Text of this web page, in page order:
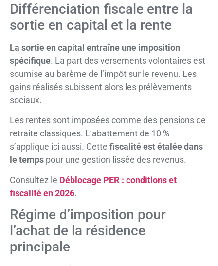
Différenciation fiscale entre la
sortie en capital et la rente
La sortie en capital entraîne une imposition
spécifique. La part des versements volontaires est
soumise au barème de l’impôt sur le revenu. Les
gains réalisés subissent alors les prélèvements
sociaux.
Les rentes sont imposées comme des pensions de
retraite classiques. L’abattement de 10 %
s’applique ici aussi. Cette fiscalité est étalée dans
le temps pour une gestion lissée des revenus.
Consultez le Déblocage PER : conditions et
fiscalité en 2026.
Régime d’imposition pour
l’achat de la résidence
principale